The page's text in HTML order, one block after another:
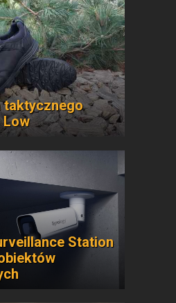
taktycznego
Low
Station